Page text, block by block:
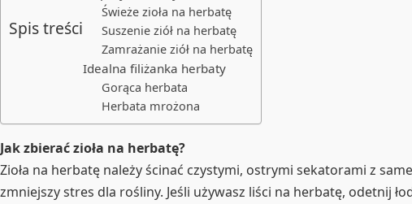
Spis treści
Świeże zioła na herbatę
Suszenie ziół na herbatę
Zamrażanie ziół na herbatę
Idealna filiżanka herbaty
Gorąca herbata
Herbata mrożona
Jak zbierać zioła na herbatę?
Zioła na herbatę należy ścinać czystymi, ostrymi sekatorami z
zmniejszy stres dla rośliny. Jeśli używasz liści na herbatę, odetnij